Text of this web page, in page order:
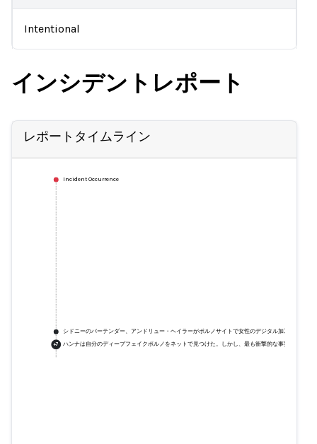
Intentional
インシデントレポート
レポートタイムライン
Incident Occurrence
シドニーのバーテンダー、アンドリュー・ヘイラーがポルノサイトで女性のデジタル加工画像をシ
+7 ハンナは自分のディープフェイクポルノをネットで見つけた。しかし、最も衝撃的な事実が明らか